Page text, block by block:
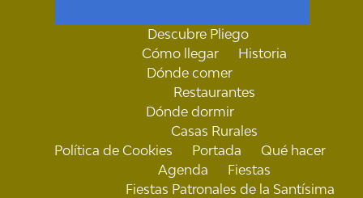
Descubre Pliego
Cómo llegar
Historia
Dónde comer
Restaurantes
Dónde dormir
Casas Rurales
Política de Cookies
Portada
Qué hacer
Agenda
Fiestas
Fiestas Patronales de la Santísima